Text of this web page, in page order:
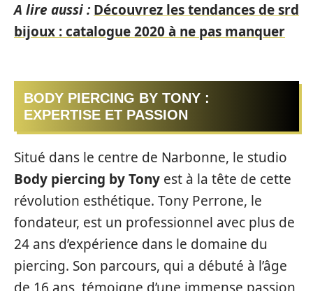
A lire aussi : Découvrez les tendances de srd
bijoux : catalogue 2020 à ne pas manquer
BODY PIERCING BY TONY :
EXPERTISE ET PASSION
Situé dans le centre de Narbonne, le studio
Body piercing by Tony est à la tête de cette
révolution esthétique. Tony Perrone, le
fondateur, est un professionnel avec plus de
24 ans d’expérience dans le domaine du
piercing. Son parcours, qui a débuté à l’âge